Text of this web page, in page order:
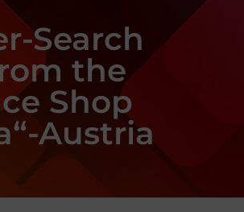
Search
the
Shop
Austria